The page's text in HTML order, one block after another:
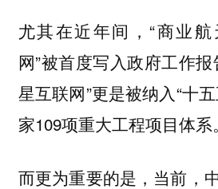
尤其在近年间，“商业航
网”被首度写入政府工作报
星互联网”更是被纳入“十
家109项重大工程项目体系。
而更为重要的是，当前，